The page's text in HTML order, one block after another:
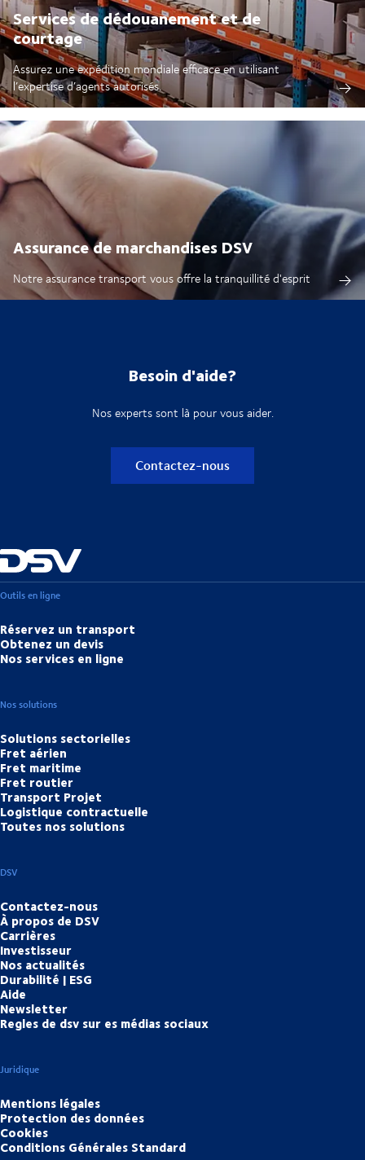
Services de dédouanement et de
courtage
Assurez une expédition mondiale efficace en utilisant
l’expertise d’agents autorisés.
Assurance de marchandises DSV
Notre assurance transport vous offre la tranquillité d'esprit
Besoin d'aide?
Nos experts sont là pour vous aider.
Contactez-nous
Outils en ligne
Réservez un transport
Obtenez un devis
Nos services en ligne
Nos solutions
Solutions sectorielles
Fret aérien
Fret maritime
Fret routier
Transport Projet
Logistique contractuelle
Toutes nos solutions
DSV
Contactez-nous
À propos de DSV
Carrières
Investisseur
Nos actualités
Durabilité | ESG
Aide
Newsletter
Regles de dsv sur es médias sociaux
Juridique
Mentions légales
Protection des données
Cookies
Conditions Générales Standard